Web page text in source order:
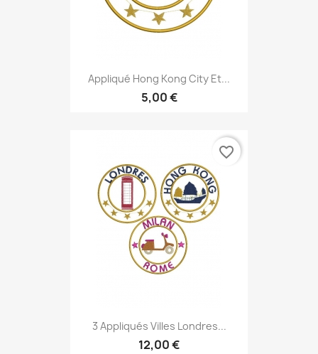
Appliqué Hong Kong City Et...
5,00 €
3 Appliqués Villes Londres...
12,00 €
favorite_border